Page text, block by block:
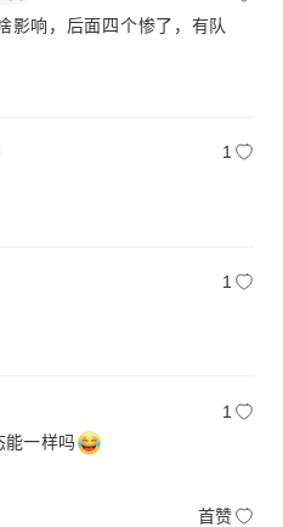
影响，后面四个惨了，有队
1
1
1
能一样吗
首赞